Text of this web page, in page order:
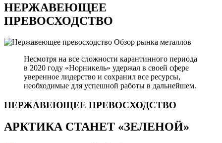
НЕРЖАВЕЮЩЕЕ
ПРЕВОСХОДСТВО
Обзор рынка металлов
Несмотря на все сложности карантинного периода
в 2020 году «Норникель» удержал в своей сфере
уверенное лидерство и сохранил все ресурсы,
необходимые для успешной работы в дальнейшем.
НЕРЖАВЕЮЩЕЕ ПРЕВОСХОДСТВО
АРКТИКА СТАНЕТ «ЗЕЛЕНОЙ»